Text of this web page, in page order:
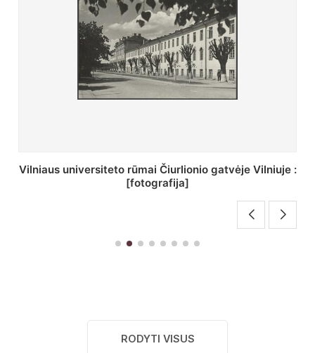
St. Batoro universiteto J. Pilsudskio kolegija :
[fotografija]
RODYTI VISUS